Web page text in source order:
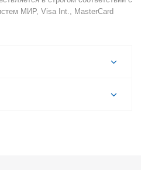
МИР, Visa Int., MasterCard